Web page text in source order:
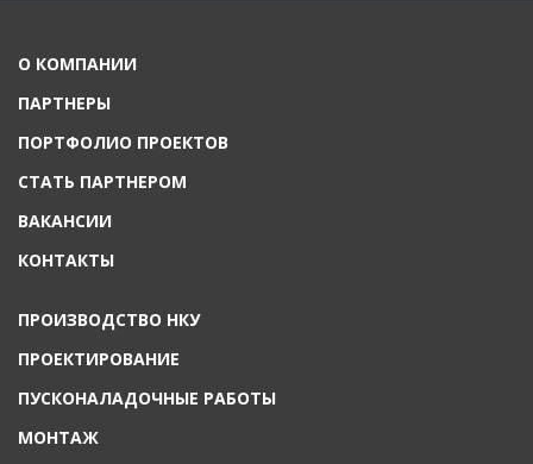
О КОМПАНИИ
ПАРТНЕРЫ
ПОРТФОЛИО ПРОЕКТОВ
СТАТЬ ПАРТНЕРОМ
ВАКАНСИИ
КОНТАКТЫ
ПРОИЗВОДСТВО НКУ
ПРОЕКТИРОВАНИЕ
ПУСКОНАЛАДОЧНЫЕ РАБОТЫ
МОНТАЖ